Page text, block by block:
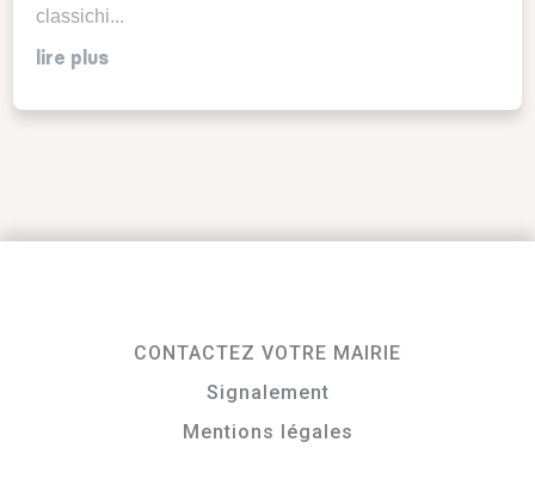
classichi...
lire plus
CONTACTEZ VOTRE MAIRIE
Signalement
Mentions légales